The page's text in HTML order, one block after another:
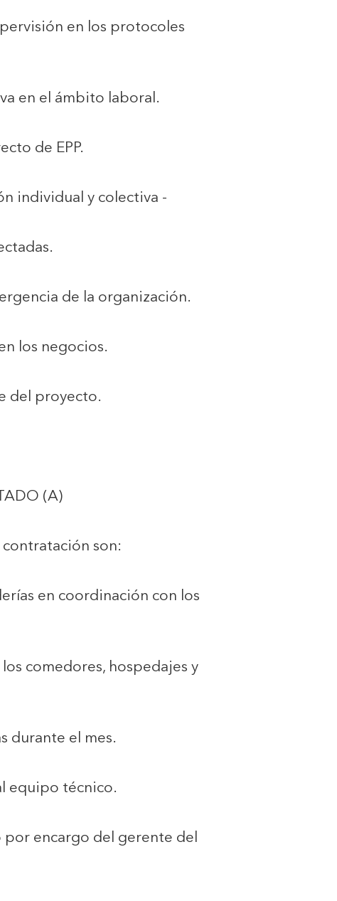
en los protocoles
en el ámbito laboral.
de EPP.
individual y colectiva -
de la organización.
los negocios.
del proyecto.
(A)
son:
en coordinación con los
comedores, hospedajes y
durante el mes.
equipo técnico.
encargo del gerente del